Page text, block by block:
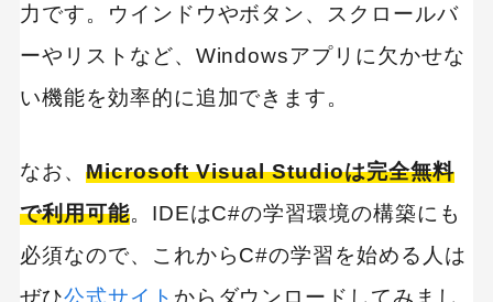
力です。ウインドウやボタン、スクロールバ
ーやリストなど、Windowsアプリに欠かせな
い機能を効率的に追加できます。
なお、 Microsoft Visual Studioは完全無料
で利用可能。IDEはC#の学習環境の構築にも
必須なので、これからC#の学習を始める人は